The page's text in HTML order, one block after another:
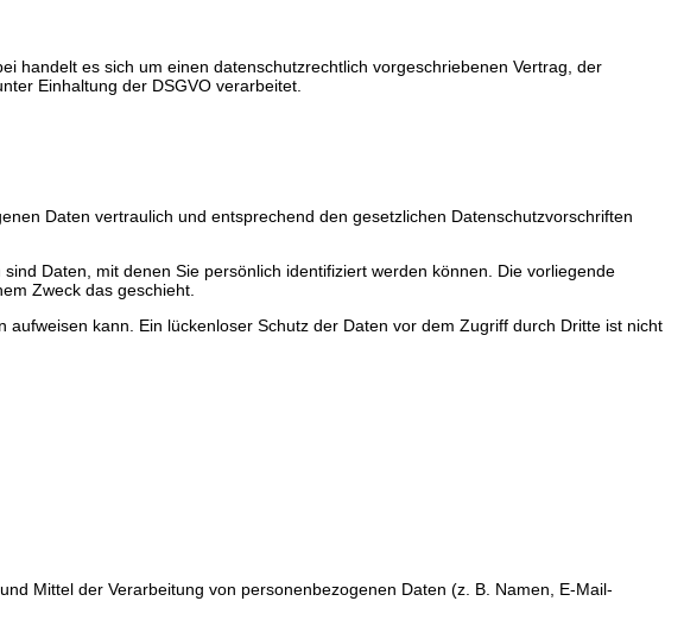
handelt es sich um einen datenschutzrechtlich vorgeschriebenen Vertrag, der
Einhaltung der DSGVO verarbeitet.
Daten vertraulich und entsprechend den gesetzlichen Datenschutzvorschriften
Daten, mit denen Sie persönlich identifiziert werden können. Die vorliegende
Zweck das geschieht.
kann. Ein lückenloser Schutz der Daten vor dem Zugriff durch Dritte ist nicht
Mittel der Verarbeitung von personenbezogenen Daten (z. B. Namen, E-Mail-